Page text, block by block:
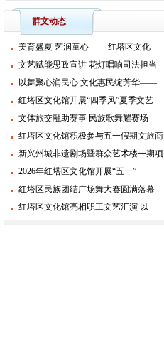
群文动态
美育盛夏 艺润童心 ——红塔区文化
文艺赋能思政宣讲 花灯唱响司法担当
以舞聚心润民心 文化惠民绽芳华——
红塔区文化馆开展“四季风”夏季文艺
文体旅交融助赛事 民族歌舞耀赛场
红塔区文化馆积极参与五一假期文旅商
新兴州城非遗剧场暨群众艺术楼一期项
2026年红塔区文化馆开展“五一”
红塔区民族团结广场舞大赛圆满落幕
红塔区文化馆亮相职工文艺汇演 以